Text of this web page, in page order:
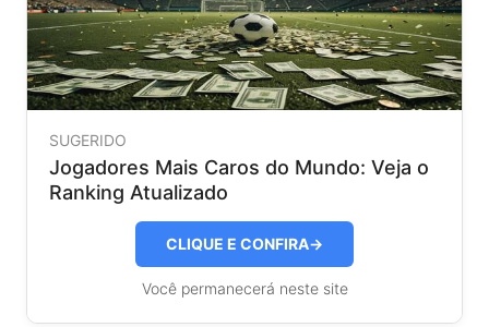
SUGERIDO
Jogadores Mais Caros do Mundo: Veja o
Ranking Atualizado
CLIQUE E CONFIRA→
Você permanecerá neste site